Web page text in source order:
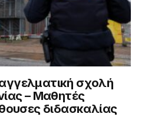
σχολή
– Μαθητές
διδασκαλίας